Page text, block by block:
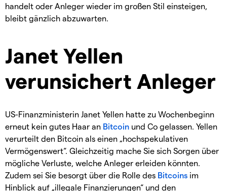
handelt oder Anleger wieder im großen Stil einsteigen,
bleibt gänzlich abzuwarten.
Janet Yellen
verunsichert Anleger
US-Finanzministerin Janet Yellen hatte zu Wochenbeginn
erneut kein gutes Haar an Bitcoin und Co gelassen. Yellen
verurteilt den Bitcoin als einen „hochspekulativen
Vermögenswert“. Gleichzeitig mache Sie sich Sorgen über
mögliche Verluste, welche Anleger erleiden könnten.
Zudem sei Sie besorgt über die Rolle des Bitcoins im
Hinblick auf „illegale Finanzierungen“ und den